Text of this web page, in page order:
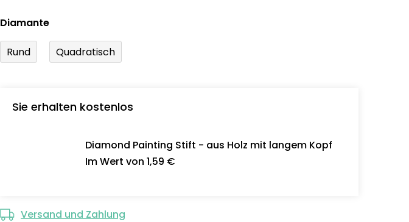
Diamante
Rund Quadratisch
Sie erhalten kostenlos
Diamond Painting Stift - aus Holz mit langem Kopf
Im Wert von 1,59 €
Versand und Zahlung